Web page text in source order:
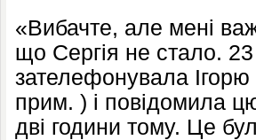
«Вибачте, але мені
що Сергія не стало.
зателефонувала
прим. ) і повідомила
дві години тому. Це